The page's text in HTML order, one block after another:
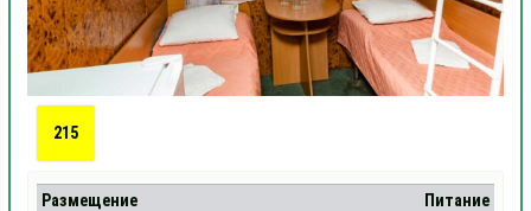
215
Размещение
Питание